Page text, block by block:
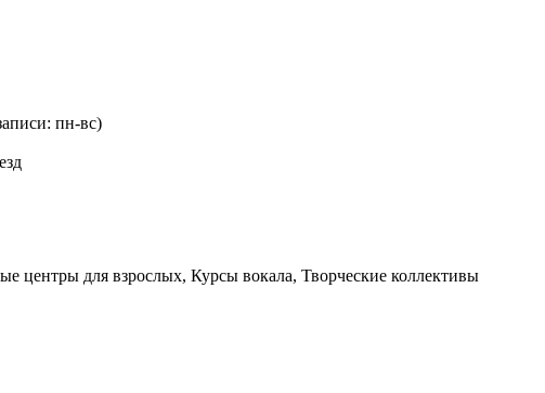
пн-вс)
центры для взрослых, Курсы вокала, Творческие коллективы